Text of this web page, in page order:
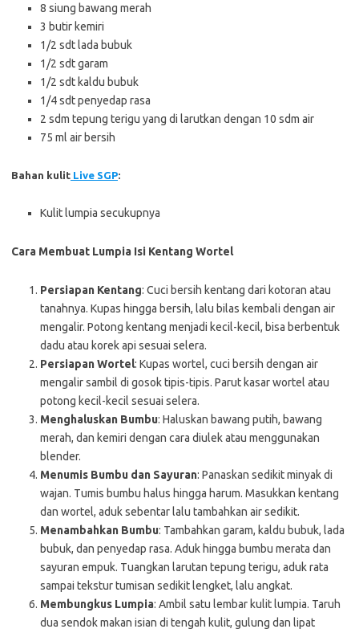
8 siung bawang merah
3 butir kemiri
1/2 sdt lada bubuk
1/2 sdt garam
1/2 sdt kaldu bubuk
1/4 sdt penyedap rasa
2 sdm tepung terigu yang di larutkan dengan 10 sdm air
75 ml air bersih
Bahan kulit Live SGP:
Kulit lumpia secukupnya
Cara Membuat Lumpia Isi Kentang Wortel
Persiapan Kentang: Cuci bersih kentang dari kotoran atau
tanahnya. Kupas hingga bersih, lalu bilas kembali dengan air
mengalir. Potong kentang menjadi kecil-kecil, bisa berbentuk
dadu atau korek api sesuai selera.
Persiapan Wortel: Kupas wortel, cuci bersih dengan air
mengalir sambil di gosok tipis-tipis. Parut kasar wortel atau
potong kecil-kecil sesuai selera.
Menghaluskan Bumbu: Haluskan bawang putih, bawang
merah, dan kemiri dengan cara diulek atau menggunakan
blender.
Menumis Bumbu dan Sayuran: Panaskan sedikit minyak di
wajan. Tumis bumbu halus hingga harum. Masukkan kentang
dan wortel, aduk sebentar lalu tambahkan air sedikit.
Menambahkan Bumbu: Tambahkan garam, kaldu bubuk, lada
bubuk, dan penyedap rasa. Aduk hingga bumbu merata dan
sayuran empuk. Tuangkan larutan tepung terigu, aduk rata
sampai tekstur tumisan sedikit lengket, lalu angkat.
Membungkus Lumpia: Ambil satu lembar kulit lumpia. Taruh
dua sendok makan isian di tengah kulit, gulung dan lipat